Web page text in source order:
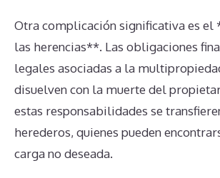
Otra complicación significativa es el
las herencias**. Las obligaciones
legales asociadas a la
disuelven con la muerte del
estas responsabilidades se
herederos, quienes pueden
carga no deseada.